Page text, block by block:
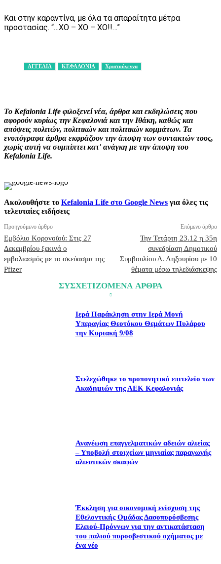
Και στην καραντίνα, με όλα τα απαραίτητα μέτρα
προστασίας. “…ΧΟ – ΧΟ – ΧΟ!!…”
ΑΓΓΕΛΙΑ ΚΕΦΑΛΟΝΙΑ Χριστούγεννα
Το Kefalonia Life φιλοξενεί νέα, άρθρα και εκδηλώσεις που
αφορούν κυρίως την Κεφαλονιά και την Ιθάκη, καθώς και
απόψεις πολιτών, πολιτικών και πολιτικών κομμάτων. Τα
ενυπόγραφα άρθρα εκφράζουν την άποψη των συντακτών τους,
χωρίς αυτή να συμπίπτει κατ' ανάγκη με την άποψη του
Kefalonia Life.
Ακολουθήστε το Kefalonia Life στο Google News για όλες τις
τελευταίες ειδήσεις
Προηγούμενο άρθρο
Εμβόλιο Κορονοϊού: Στις 27
Δεκεμβρίου ξεκινά ο
εμβολιασμός με το σκεύασμα της
Pfizer
Επόμενο άρθρο
Την Τετάρτη 23.12 η 35η
συνεδρίαση Δημοτικού
Συμβουλίου Δ. Ληξουρίου με 10
θέματα μέσω τηλεδιάσκεψης
ΣΥΣΧΕΤΙΖΟΜΕΝΑ ΑΡΘΡΑ
Ιερά Παράκληση στην Ιερά Μονή
Υπεραγίας Θεοτόκου Θεμάτων Πυλάρου
την Κυριακή 9/08
Στελεχώθηκε το προπονητικό επιτελείο των
Ακαδημιών της ΑΕΚ Κεφαλονιάς
Ανανέωση επαγγελματικών αδειών αλιείας
– Υποβολή στοιχείων μηνιαίας παραγωγής
αλιευτικών σκαφών
Έκκληση για οικονομική ενίσχυση της
Εθελοντικής Ομάδας Δασοπυρόσβεσης
Ελειού-Πρόννων για την αντικατάσταση
του παλιού πυροσβεστικού οχήματος με
ένα νέο